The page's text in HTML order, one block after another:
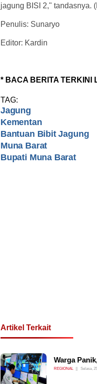
jagung BISI 2," tandasnya.
Penulis: Sunaryo
Editor: Kardin
* BACA BERITA TERKINI
TAG:
Jagung
Kementan
Bantuan Bibit Jagung
Muna Barat
Bupati Muna Barat
Artikel Terkait
Warga
REGIONAL Selasa,